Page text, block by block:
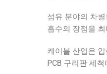
섬유 분야의 차
흡수의 장점을
케이블 산업은
PCB 구리판 세